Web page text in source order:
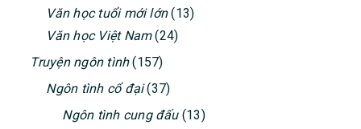
Văn học tuổi mới lớn(13)
Văn học Việt Nam(24)
Truyện ngôn tình(157)
Ngôn tình cổ đại(37)
Ngôn tình cung đấu(13)